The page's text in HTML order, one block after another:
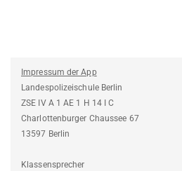
Impressum der App
Landespolizeischule Berlin
ZSE IV A 1 AE 1 H 14 I C
Charlottenburger Chaussee 67
13597 Berlin
Klassensprecher